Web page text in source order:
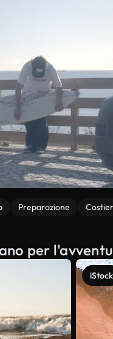
Preparazione
per
iStock